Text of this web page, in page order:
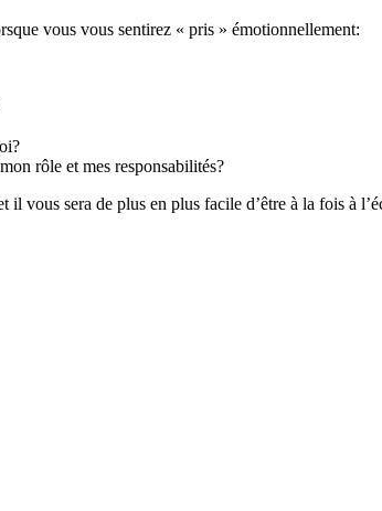
vous vous sentirez « pris » émotionnellement:
rôle et mes responsabilités?
vous sera de plus en plus facile d’être à la fois à